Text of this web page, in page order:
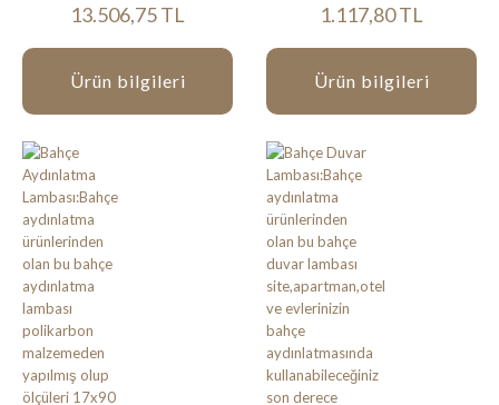
13.506,75 TL
Ürün bilgileri
1.117,80 TL
Ürün bilgileri